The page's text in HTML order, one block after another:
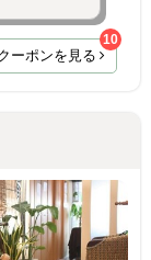
ーポンを見る
10